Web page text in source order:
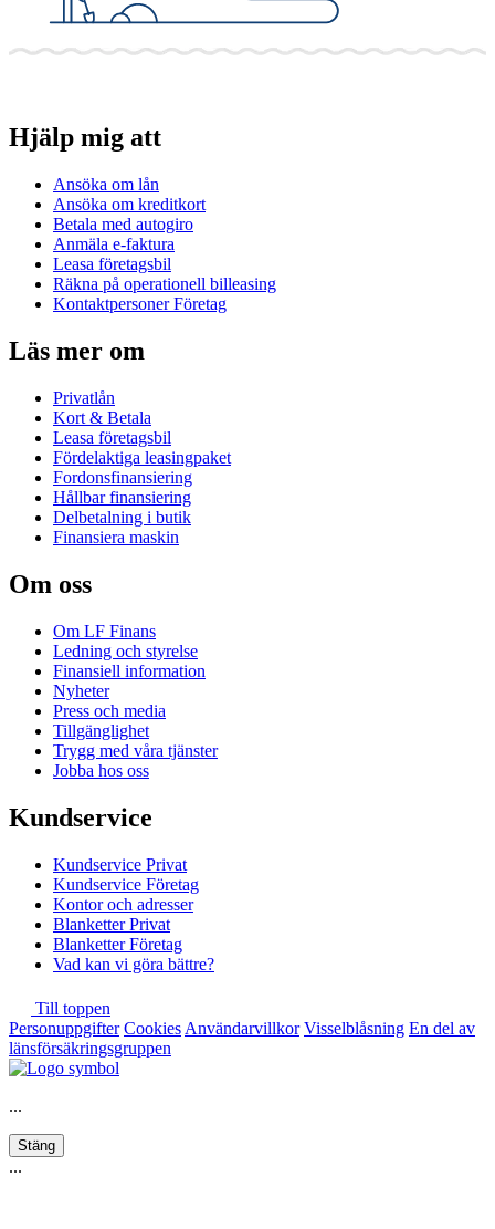
Hjälp mig att
Ansöka om lån
Ansöka om kreditkort
Betala med autogiro
Anmäla e-faktura
Leasa företagsbil
Räkna på operationell billeasing
Kontaktpersoner Företag
Läs mer om
Privatlån
Kort & Betala
Leasa företagsbil
Fördelaktiga leasingpaket
Fordonsfinansiering
Hållbar finansiering
Delbetalning i butik
Finansiera maskin
Om oss
Om LF Finans
Ledning och styrelse
Finansiell information
Nyheter
Press och media
Tillgänglighet
Trygg med våra tjänster
Jobba hos oss
Kundservice
Kundservice Privat
Kundservice Företag
Kontor och adresser
Blanketter Privat
Blanketter Företag
Vad kan vi göra bättre?
Till toppen
Personuppgifter Cookies Användarvillkor Visselblåsning En del av
länsförsäkringsgruppen
...
Stäng
...